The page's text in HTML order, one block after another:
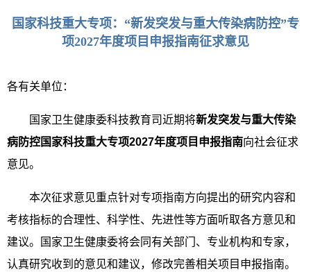
国家科技重大专项：“新发突发与重大传染病防控”专
项2027年度项目申报指南征求意见
各有关单位：
国家卫生健康委科技教育司近期将新发突发与重大传染
病防控国家科技重大专项2027年度项目申报指南向社会征求
意见。
本次征求意见重点针对专项指南方向提出的研究内容和
考核指标的合理性、科学性、先进性等方面听取各方意见和
建议。国家卫生健康委将会同有关部门、专业机构和专家，
认真研究收到的意见和建议，修改完善相关项目申报指南。